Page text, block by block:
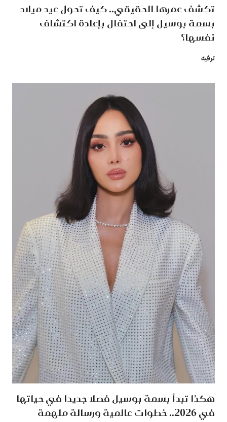
تكشف عمرها الحقيقي.. كيف تحول عيد ميلاد
بسمة بوسيل إلى احتفال بإعادة اكتشاف
نفسها؟
ترفيه
هكذا تبدأ بسمة بوسيل فصلا جديدا في حياتها
في 2026.. خطوات عالمية ورسالة ملهمة